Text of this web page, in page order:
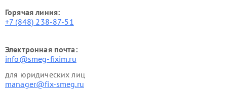
Горячая линия:
+7 (848) 238-87-51
Электронная почта:
info@smeg-fixim.ru
для юридических лиц
manager@fix-smeg.ru